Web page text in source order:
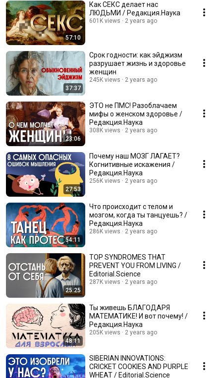
57:10
Как СЕКС делает нас
ЛЮДЬМИ / Редакция.Наука
601K views 2 years ago
37:37
Срок годности: как эйджизм
разрушает жизнь и здоровье
женщин
245K views 2 years ago
23:06
ЭТО не ПМС! Разоблачаем
мифы о женском здоровье /
Редакция.Наука
308K views 2 years ago
27:53
Почему наш МОЗГ ЛАГАЕТ?
Когнитивные искажения /
Редакция.Наука
256K views 2 years ago
54:11
Что происходит с телом и
мозгом, когда ты танцуешь? /
Редакция.Наука
286K views 2 years ago
25:25
TOP SYNDROMES THAT
PREVENT YOU FROM LIVING /
Editorial.Science
287K views 2 years ago
48:11
Ты живешь БЛАГОДАРЯ
МАТЕМАТИКЕ! И вот почему! /
Редакция.Наука
205K views 2 years ago
SIBERIAN INNOVATIONS:
CRICKET COOKIES AND PURPLE
WHEAT / Editorial.Science